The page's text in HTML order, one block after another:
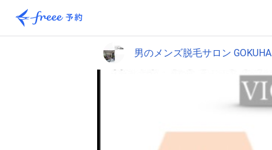
男のメンズ脱毛サロン